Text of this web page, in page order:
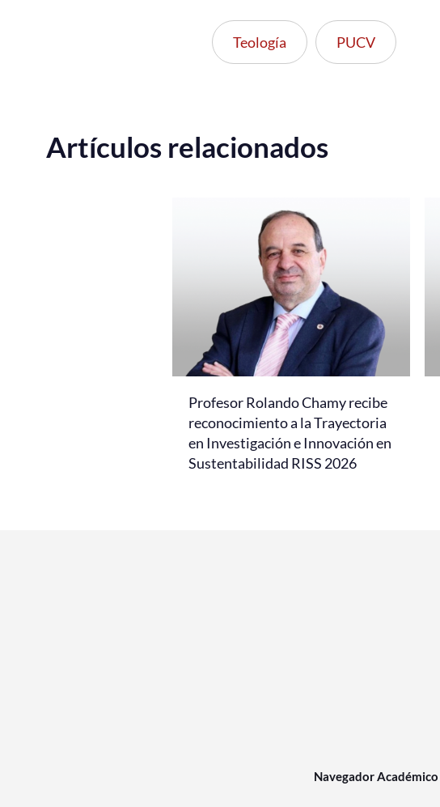
Teología PUCV
Artículos relacionados
Profesor Rolando Chamy recibe
reconocimiento a la Trayectoria
en Investigación e Innovación en
Sustentabilidad RISS 2026
Navegador Académico